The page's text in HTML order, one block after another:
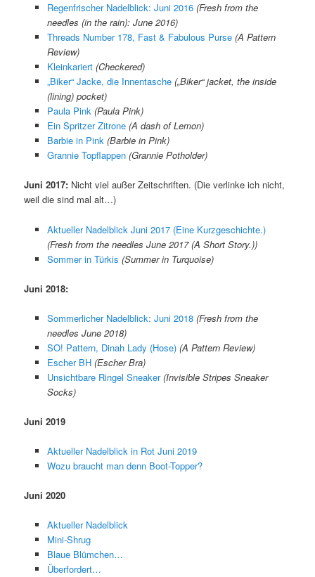
Regenfrischer Nadelblick: Juni 2016 (Fresh from the
needles (in the rain): June 2016)
Threads Number 178, Fast & Fabulous Purse (A Pattern
Review)
Kleinkariert (Checkered)
„Biker“ Jacke, die Innentasche („Biker“ jacket, the inside
(lining) pocket)
Paula Pink (Paula Pink)
Ein Spritzer Zitrone (A dash of Lemon)
Barbie in Pink (Barbie in Pink)
Grannie Topflappen (Grannie Potholder)
Juni 2017: Nicht viel außer Zeitschriften. (Die verlinke ich nicht,
weil die sind mal alt…)
Aktueller Nadelblick Juni 2017 (Eine Kurzgeschichte.)
(Fresh from the needles June 2017 (A Short Story.))
Sommer in Türkis (Summer in Turquoise)
Juni 2018:
Sommerlicher Nadelblick: Juni 2018 (Fresh from the
needles June 2018)
SO! Pattern, Dinah Lady (Hose) (A Pattern Review)
Escher BH (Escher Bra)
Unsichtbare Ringel Sneaker (Invisible Stripes Sneaker
Socks)
Juni 2019
Aktueller Nadelblick in Rot Juni 2019
Wozu braucht man denn Boot-Topper?
Juni 2020
Aktueller Nadelblick
Mini-Shrug
Blaue Blümchen…
Überfordert…